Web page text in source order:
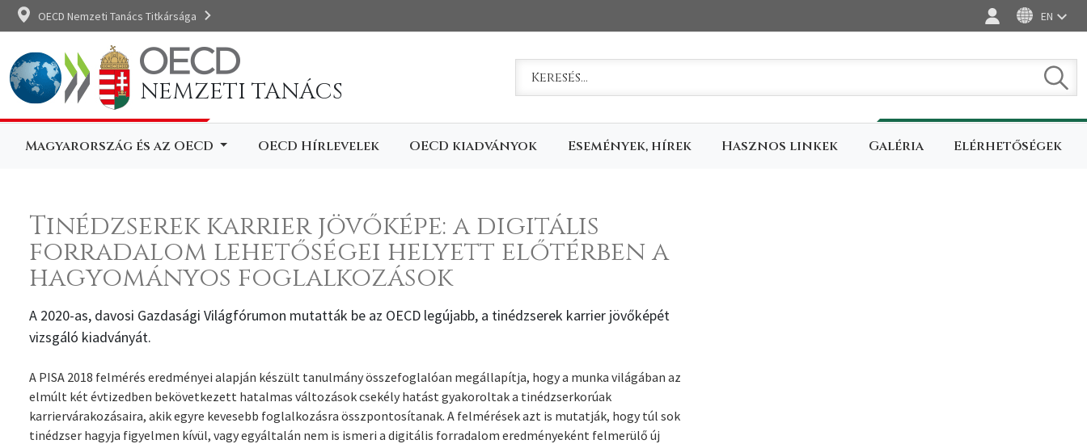
OECD Nemzeti Tanács Titkársága Bejelentkezés
EN
NEMZETI TANÁCS
Magyarország és az OECD OECD Hírlevelek OECD kiadványok Események, hírek Hasznos linkek Galéria Elérhetőségek
Tinédzserek karrier jövőképe: a digitális
forradalom lehetőségei helyett előtérben a
hagyományos foglalkozások
A 2020-as, davosi Gazdasági Világfórumon mutatták be az OECD legújabb, a tinédzserek karrier jövőképét
vizsgáló kiadványát.
A PISA 2018 felmérés eredményei alapján készült tanulmány összefoglalóan megállapítja, hogy a munka világában az
elmúlt két évtizedben bekövetkezett hatalmas változások csekély hatást gyakoroltak a tinédzserkorúak
karriervárakozásaira, akik egyre kevesebb foglalkozásra összpontosítanak. A felmérések azt is mutatják, hogy túl sok
tinédzser hagyja figyelmen kívül, vagy egyáltalán nem is ismeri a digitális forradalom eredményeként felmerülő új